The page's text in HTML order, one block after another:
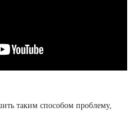
таким способом проблему,